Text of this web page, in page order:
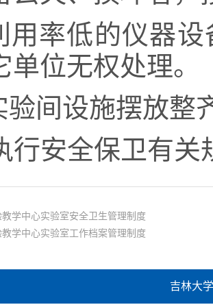
用率低的仪器
单位无权处理。
验间设施摆放整
行安全保卫有
学中心实验室安全卫生管理制度
学中心实验室工作档案管理制度
吉林大